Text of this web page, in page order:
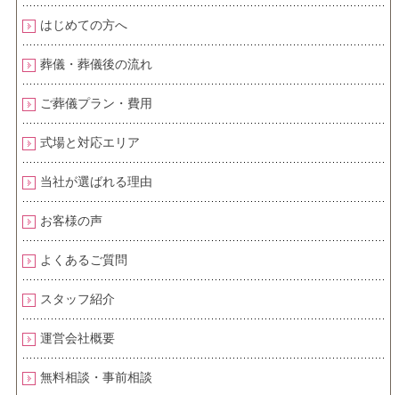
はじめての方へ
葬儀・葬儀後の流れ
ご葬儀プラン・費用
式場と対応エリア
当社が選ばれる理由
お客様の声
よくあるご質問
スタッフ紹介
運営会社概要
無料相談・事前相談